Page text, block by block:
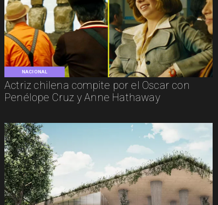
NACIONAL
Actriz chilena compite por el Oscar con
Penélope Cruz y Anne Hathaway